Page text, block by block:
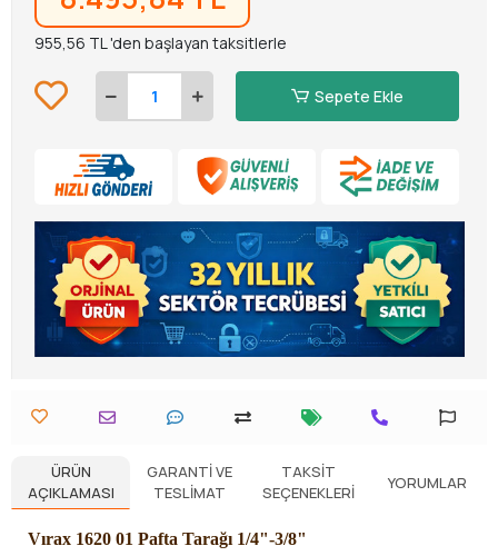
955,56 TL 'den başlayan taksitlerle
Sepete Ekle
ÜRÜN
AÇIKLAMASI
GARANTI VE
TESLIMAT
TAKSIT
SEÇENEKLERI
YORUMLAR
Vırax 1620 01 Pafta Tarağı 1/4"-3/8"